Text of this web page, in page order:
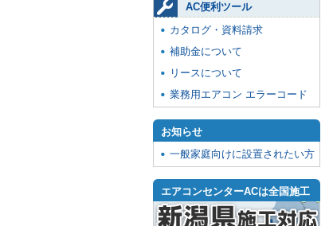
AC便利ツール
カタログ・資料請求
補助金について
リースについて
業務用エアコン エラーコード
お知らせ
一般家庭向けに設置されたい方
エアコンセンターACは全国施工